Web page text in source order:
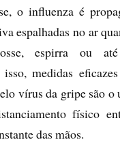
o influenza é
espalhadas no ar
espirra ou
isso, medidas
vírus da gripe são o
físico
das mãos.